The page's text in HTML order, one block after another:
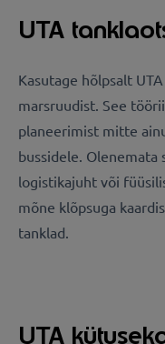
UTA
Kasutage hõlpsalt
marsruudist. See
planeerimist mitte
bussidele. Olenemata
logistikajuht või
mõne klõpsuga
tanklad.
UTA